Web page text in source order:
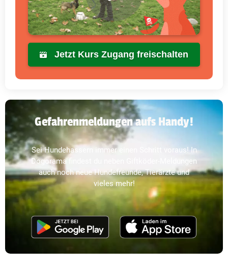
Jetzt Kurs Zugang freischalten
Gefahrenmeldungen aufs Handy!
Sei Hundehassern immer einen Schritt voraus! In
Dogorama findest du neben Giftköder-Meldungen
auch noch neue Hundefreunde, Tierärzte und
vieles mehr!